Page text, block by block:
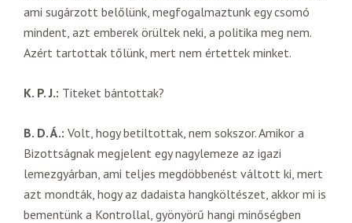
ami sugárzott belőlünk, megfogalmaztunk egy csomó
mindent, azt emberek örültek neki, a politika meg nem.
Azért tartottak tőlünk, mert nem értettek minket.
K. P. J.: Titeket bántottak?
B. D. Á.: Volt, hogy betiltottak, nem sokszor. Amikor a
Bizottságnak megjelent egy nagylemeze az igazi
lemezgyárban, ami teljes megdöbbenést váltott ki, mert
azt mondták, hogy az dadaista hangköltészet, akkor mi is
bementünk a Kontrollal, gyönyörű hangi minőségben